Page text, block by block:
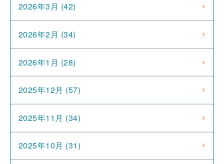
2026年3月 (42)
2026年2月 (34)
2026年1月 (28)
2025年12月 (57)
2025年11月 (34)
2025年10月 (31)